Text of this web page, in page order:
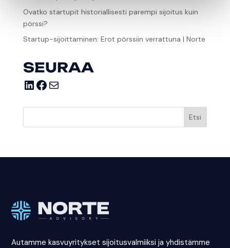
Ovatko startupit historiallisesti parempi sijoitus kuin
pörssi?
Startup-sijoittaminen: Erot pörssiin verrattuna | Norte
SEURAA
LinkedIn
Facebook
Sähköposti
Etsi
Autamme kasvuyritykset sijoitusvalmiiksi ja yhdistämme